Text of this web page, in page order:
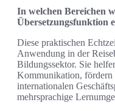
In welchen Bereichen
Übersetzungsfunktion
Diese praktischen
Anwendung in der
Bildungssektor. Sie
Kommunikation, fördern
internationalen
mehrsprachige